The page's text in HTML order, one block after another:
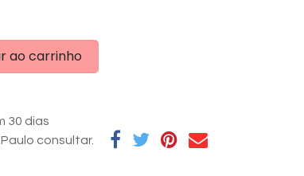
ao carrinho
30 dias
consultar.